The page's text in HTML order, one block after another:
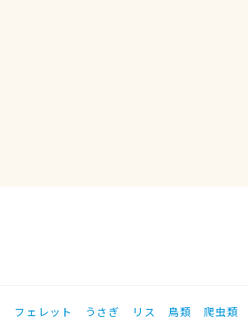
フェレット うさぎ リス 鳥類 爬虫類